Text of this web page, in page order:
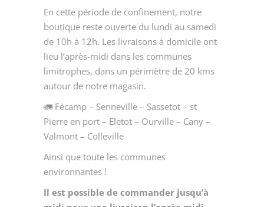
En cette période de confinement, notre
boutique reste ouverte du lundi au samedi
de 10h à 12h. Les livraisons à domicile ont
lieu l’après-midi dans les communes
limitrophes, dans un périmètre de 20 kms
autour de notre magasin.
🚛 Fécamp – Senneville – Sassetot – st
Pierre en port – Eletot – Ourville – Cany –
Valmont – Colleville
Ainsi que toute les communes
environnantes !
Il est possible de commander jusqu’à